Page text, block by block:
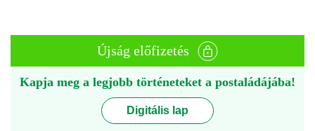
Újság előfizetés
Kapja meg a legjobb történeteket a postaládájába!
Digitális lap